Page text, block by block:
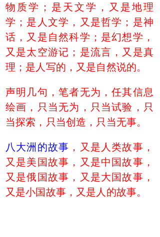
物质学；是天文学，又是地理
学；是人文学，又是哲学；是神
话，又是自然科学；是幻想学，
又是太空游记；是流言，又是真
理；是人写的，又是自然说的。
声明几句，笔者无为，任其信息
绘画，只当无为，只当试验，只
当探索，只当创造，只当无事。
八大洲的故事 ，又是人类故事，
又是美国故事，又是中国故事，
又是俄国故事，又是大国故事，
又是小国故事，又是人的故事。